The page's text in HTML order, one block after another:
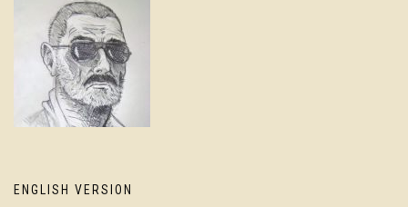
ENGLISH VERSION